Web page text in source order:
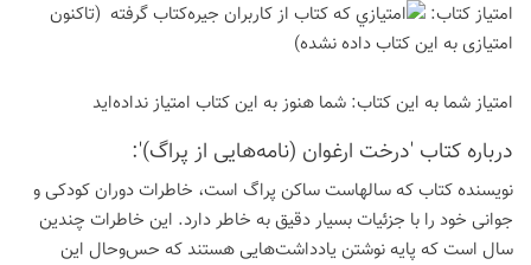
امتیاز كتاب:
(تاكنون
امتیازی به این كتاب داده نشده)
امتیاز شما به این كتاب: شما هنوز به این كتاب امتیاز نداده‌اید
درباره كتاب 'درخت ارغوان (نامه‌هایی از پراگ)':
نویسنده کتاب که سالهاست ساکن پراگ است، خاطرات دوران کودکی و
جوانی خود را با جزئیات بسیار دقیق به خاطر دارد. این خاطرات چندین
سال است که پایه نوشتن یادداشت‌هایی هستند که حس‌وحال این